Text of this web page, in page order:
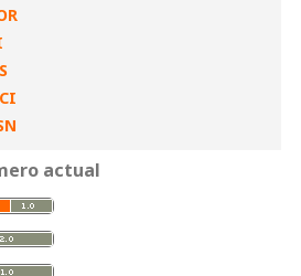
actual